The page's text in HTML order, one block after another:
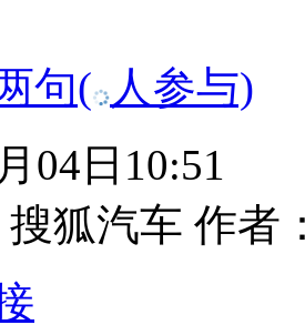
句( 人参与)
04日10:51
搜狐汽车 作者